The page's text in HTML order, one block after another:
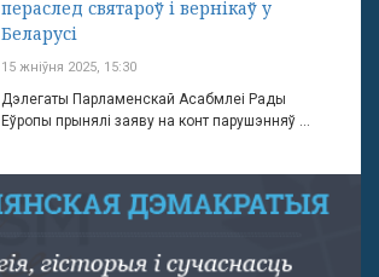
пераслед святароў і вернікаў у
Беларусі
15 жніўня 2025, 15:30
Дэлегаты Парламенскай Асабмлеі Рады
Еўропы прынялі заяву на конт парушэнняў ...